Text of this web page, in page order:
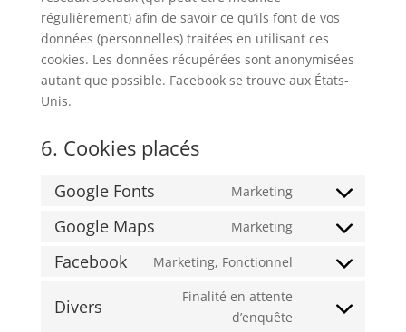
régulièrement) afin de savoir ce qu’ils font de vos
données (personnelles) traitées en utilisant ces
cookies. Les données récupérées sont anonymisées
autant que possible. Facebook se trouve aux États-
Unis.
6. Cookies placés
Google Fonts Marketing
Consent
google-
Google Maps Marketing
Consent
Facebook Marketing, Fonctionnel
Consent
service
Divers
Finalité en attente
d’enquête
Consent